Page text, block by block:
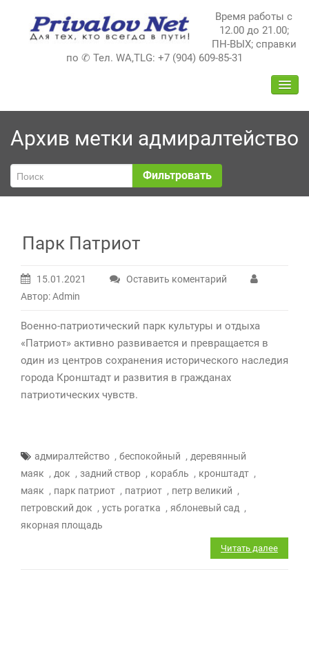
содержимому
Время работы с
12.00 до 21.00;
ПН-ВЫХ; справки
по ✆ Тел. WA,TLG: +7 (904) 609-85-31
Архив метки адмиралтейство
Фильтровать
Парк Патриот
15.01.2021
Оставить коментарий
Автор: Admin
Военно-патриотический парк культуры и отдыха
«Патриот» активно развивается и превращается в
один из центров сохранения исторического наследия
города Кронштадт и развития в гражданах
патриотических чувств.
адмиралтейство , беспокойный , деревянный
маяк , док , задний створ , корабль , кронштадт ,
маяк , парк патриот , патриот , петр великий ,
петровский док , усть рогатка , яблоневый сад ,
якорная площадь
Читать далее